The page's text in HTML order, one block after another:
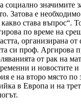
социално значимите
Затова е
какво става въпрос“.
по време на
организирана
си проф. Аргирова
от рак на
и новостите
е на второ място по
в Европа и на